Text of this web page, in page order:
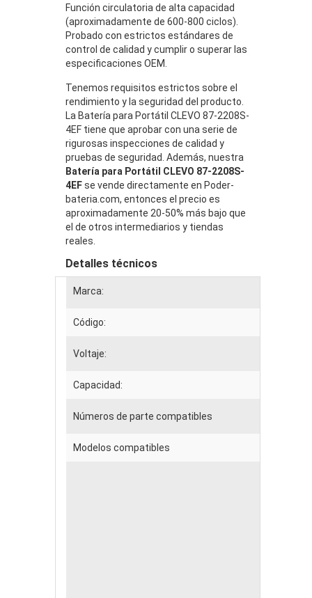
Función circulatoria de alta capacidad
(aproximadamente de 600-800 ciclos).
Probado con estrictos estándares de
control de calidad y cumplir o superar las
especificaciones OEM.
Tenemos requisitos estrictos sobre el
rendimiento y la seguridad del producto.
La Batería para Portátil CLEVO 87-2208S-
4EF tiene que aprobar con una serie de
rigurosas inspecciones de calidad y
pruebas de seguridad. Además, nuestra
Batería para Portátil CLEVO 87-2208S-
4EFse vende directamente en Poder-
bateria.com, entonces el precio es
aproximadamente 20-50% más bajo que
el de otros intermediarios y tiendas
reales.
Detalles técnicos
Marca:
Código:
Voltaje:
Capacidad:
Números de parte compatibles
Modelos compatibles